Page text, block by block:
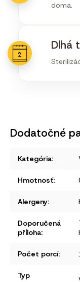
doma.
Dlhá
Dodatočné
Kategória:
Hmotnosť:
Alergeny:
Doporučená
příloha:
Počet porcí:
Typ